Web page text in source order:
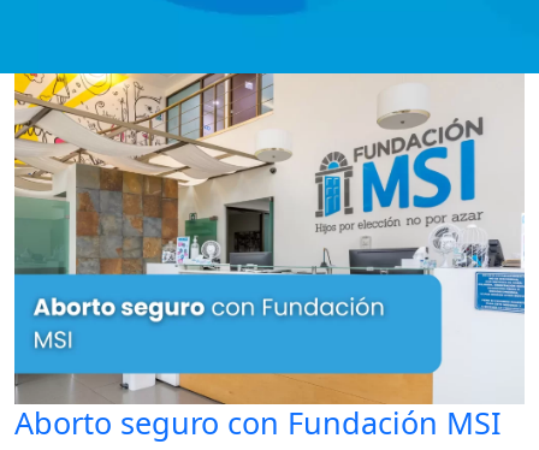
Aborto seguro con Fundación MSI